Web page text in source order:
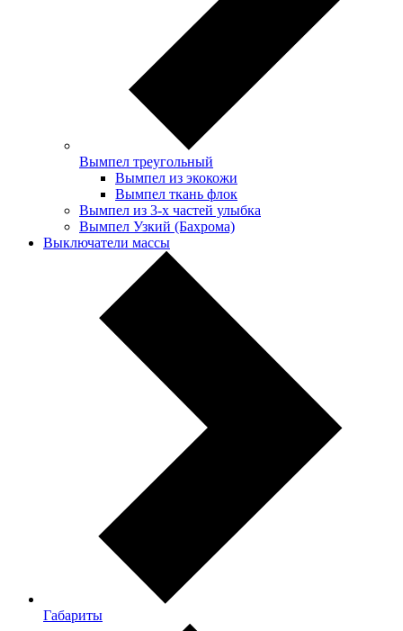
Вымпел треугольный
Вымпел из экокожи
Вымпел ткань флок
Вымпел из 3-х частей улыбка
Вымпел Узкий (Бахрома)
Выключатели массы
Габариты